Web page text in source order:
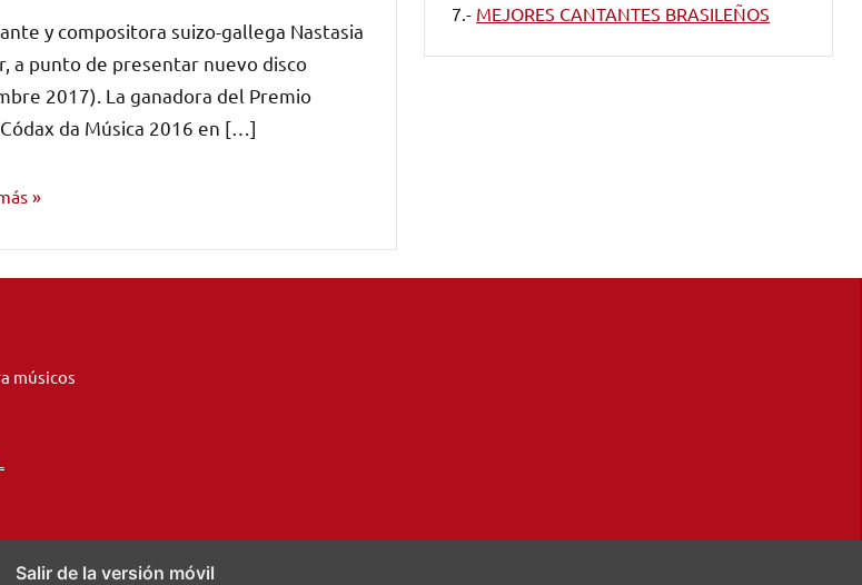
y compositora suizo-gallega Nastasia
a punto de presentar nuevo disco
2017). La ganadora del Premio
da Música 2016 en […]
7.- MEJORES CANTANTES BRASILEÑOS
músicos
Salir de la versión móvil